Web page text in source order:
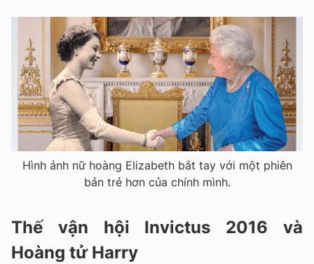
Hình ảnh nữ hoàng Elizabeth bắt tay với một phiên
bản trẻ hơn của chính mình.
Thế vận hội Invictus 2016 và
Hoàng tử Harry